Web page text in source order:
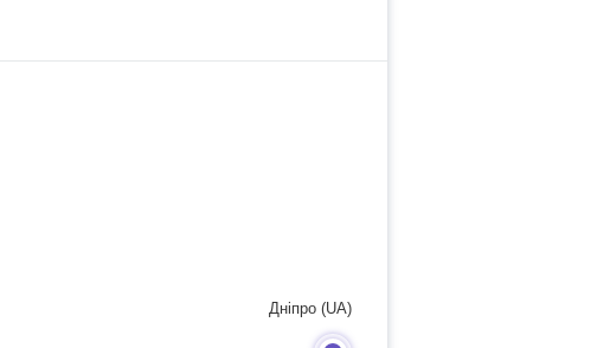
Дніпро (UA)